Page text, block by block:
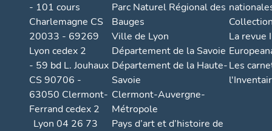
- 101 cours
Charlemagne CS
20033 - 69269
Lyon cedex 2
- 59 bd L. Jouhaux
CS 90706 -
63050 Clermont-
Ferrand cedex 2
Lyon 04 26 73
Parc Naturel Régional des
Bauges
Ville de Lyon
Département de la Savoie
Département de la Haute-
Savoie
Clermont-Auvergne-
Métropole
Pays d’art et d’histoire de
La revue
Les